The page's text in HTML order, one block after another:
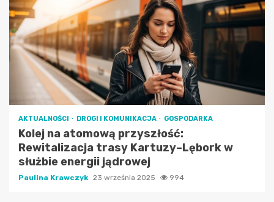
AKTUALNOŚCI DROGI I KOMUNIKACJA GOSPODARKA
Kolej na atomową przyszłość:
Rewitalizacja trasy Kartuzy–Lębork w
służbie energii jądrowej
Paulina Krawczyk 23 września 2025 994